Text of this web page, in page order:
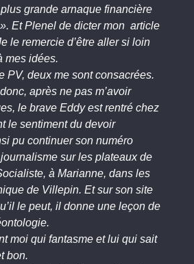
grande arnaque financière
Et Plenel de dicter mon article
le remercie d’être aller si loin
mes idées.
PV, deux me sont consacrées.
après ne pas m’avoir
le brave Eddy est rentré chez
le sentiment du devoir
pu continuer son numéro
sur les plateaux de
à Marianne, dans les
de Villepin. Et sur son site
le peut, il donne une leçon de
moi qui fantasme et lui qui sait
bon.